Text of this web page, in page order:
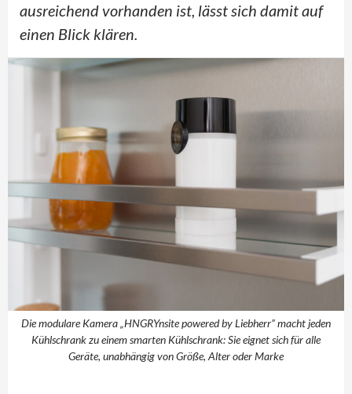
ausreichend vorhanden ist, lässt sich damit auf
einen Blick klären.
Die modulare Kamera „HNGRYnsite powered by Liebherr” macht jeden
Kühlschrank zu einem smarten Kühlschrank: Sie eignet sich für alle
Geräte, unabhängig von Größe, Alter oder Marke